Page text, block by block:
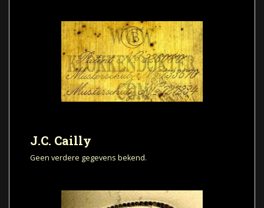
J.C. Cailly
Geen verdere gegevens bekend.